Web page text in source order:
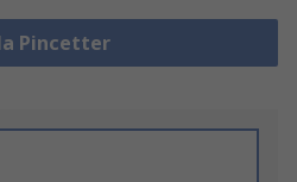
Pincetter